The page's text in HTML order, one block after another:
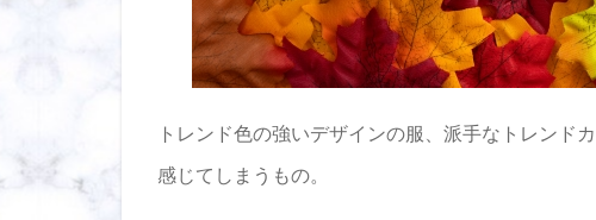
し
い
1.1
る服
トレンド色の強いデザインの服、派手なトレンド
感じてしまうもの。